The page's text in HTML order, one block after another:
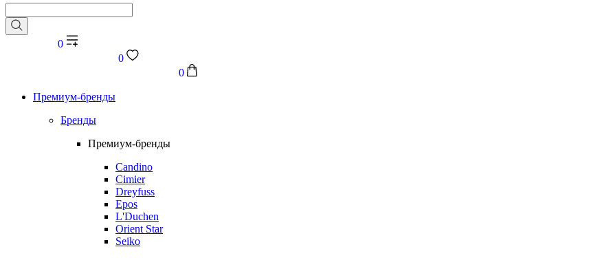
0
0
0
Премиум-бренды
Бренды
Премиум-бренды
Candino
Cimier
Dreyfuss
Epos
L'Duchen
Orient Star
Seiko